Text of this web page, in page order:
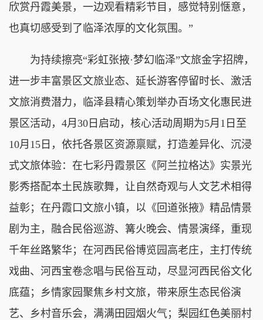
欣赏丹霞美景，一边观看精彩节目，感觉特别惬意，
也真切感受到了临泽浓厚的文化氛围。”
为持续擦亮“彩虹张掖·梦幻临泽”文旅金字招牌，
进一步丰富景区文旅业态、延长游客停留时长、激活
文旅消费潜力，临泽县精心策划举办百场文化惠民进
景区活动，4月30日启动，核心活动周期为5月1日至
10月15日，依托各景区资源禀赋，打造差异化、沉浸
式文旅体验：在七彩丹霞景区《阿兰拉格达》实景光
影秀搭配本土民族歌舞，让自然奇观与人文艺术相得
益彰；在丹霞口文旅小镇，以《回道张掖》精品情景
剧为主，融合民俗巡游、篝火晚会、情景演绎，重现
千年丝路繁华；在河西民俗博览园高老庄，主打传统
戏曲、河西宝卷念唱与民俗互动，尽显河西民俗文化
底蕴；乡情家园聚焦乡村文旅，带来原生态民俗演
艺、乡村音乐会，满满田园烟火气；梨园红色美丽村